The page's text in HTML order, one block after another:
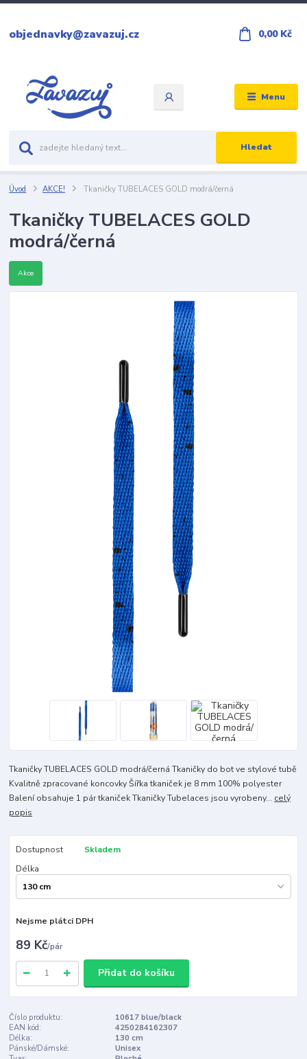
Menu
Hledat
objednavky@zavazuj.cz 0,00 Kč
Úvod AKCE! Tkaničky TUBELACES GOLD modrá/černá
Tkaničky TUBELACES GOLD
modrá/černá
Akce
Tkaničky TUBELACES GOLD modrá/černá Tkaničky do bot ve stylové tubě
Kvalitně zpracované koncovky Šířka tkaniček je 8 mm 100% polyester
Balení obsahuje 1 pár tkaniček Tkaničky Tubelaces jsou vyrobeny... celý
popis
Dostupnost
Skladem
Délka
Nejsme plátci DPH
89 Kč/pár
Přidat do košíku
Číslo produktu:
10617 blue/black
EAN kód:
4250284162307
Délka:
130 cm
Pánské/Dámské:
Unisex